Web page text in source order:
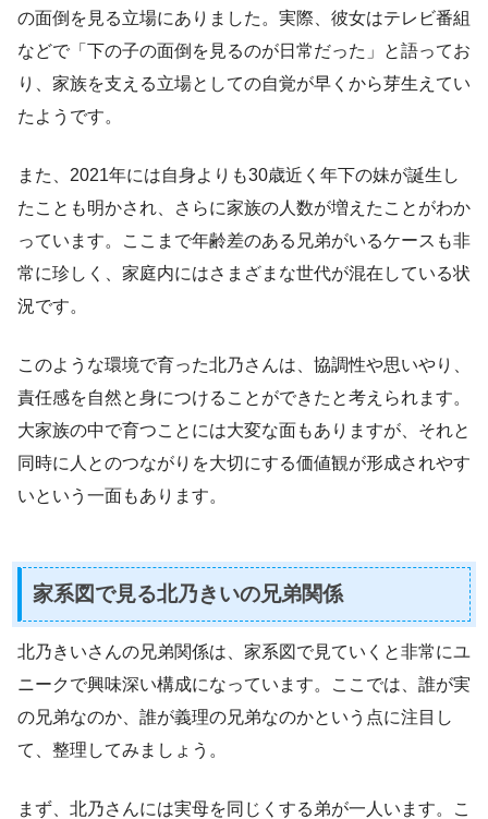
の面倒を見る立場にありました。実際、彼女はテレビ番組
などで「下の子の面倒を見るのが日常だった」と語ってお
り、家族を支える立場としての自覚が早くから芽生えてい
たようです。
また、2021年には自身よりも30歳近く年下の妹が誕生し
たことも明かされ、さらに家族の人数が増えたことがわか
っています。ここまで年齢差のある兄弟がいるケースも非
常に珍しく、家庭内にはさまざまな世代が混在している状
況です。
このような環境で育った北乃さんは、協調性や思いやり、
責任感を自然と身につけることができたと考えられます。
大家族の中で育つことには大変な面もありますが、それと
同時に人とのつながりを大切にする価値観が形成されやす
いという一面もあります。
家系図で見る北乃きいの兄弟関係
北乃きいさんの兄弟関係は、家系図で見ていくと非常にユ
ニークで興味深い構成になっています。ここでは、誰が実
の兄弟なのか、誰が義理の兄弟なのかという点に注目し
て、整理してみましょう。
まず、北乃さんには実母を同じくする弟が一人います。こ